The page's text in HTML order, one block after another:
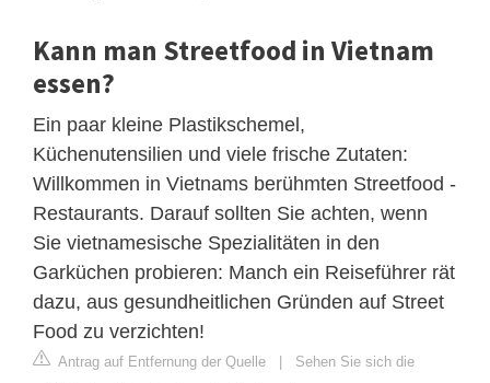
Kann man Streetfood in Vietnam
essen?
Ein paar kleine Plastikschemel,
Küchenutensilien und viele frische Zutaten:
Willkommen in Vietnams berühmten Streetfood -
Restaurants. Darauf sollten Sie achten, wenn
Sie vietnamesische Spezialitäten in den
Garküchen probieren: Manch ein Reiseführer rät
dazu, aus gesundheitlichen Gründen auf Street
Food zu verzichten!
Antrag auf Entfernung der Quelle | Sehen Sie sich die